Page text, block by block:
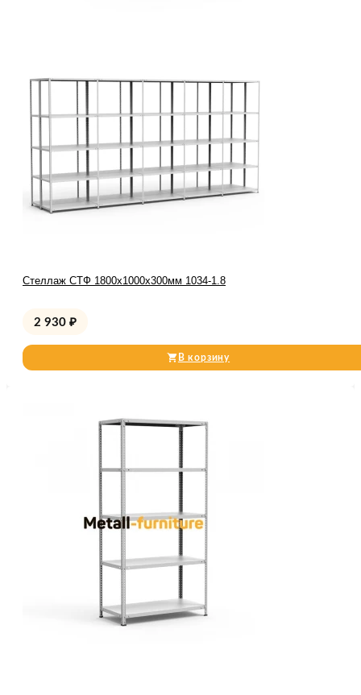
Стеллаж СТФ 1800x1000x300мм 1034-1.8
2 930 ₽
В корзину